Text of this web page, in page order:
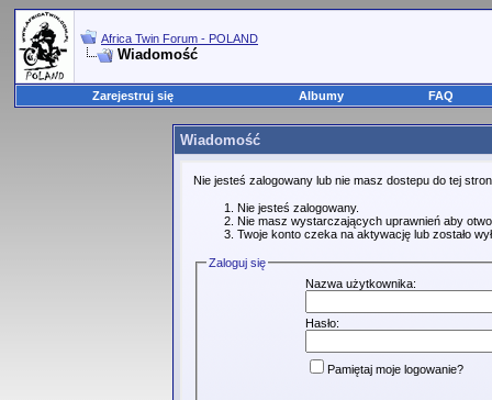
Africa Twin Forum - POLAND
Wiadomość
Zarejestruj się Albumy FAQ
Wiadomość
Nie jesteś zalogowany lub nie masz dostepu do tej
Nie jesteś zalogowany.
Nie masz wystarczających uprawnień aby
Twoje konto czeka na aktywację lub zostało
Zaloguj się
Nazwa użytkownika:
Hasło:
Pamiętaj moje logowanie?